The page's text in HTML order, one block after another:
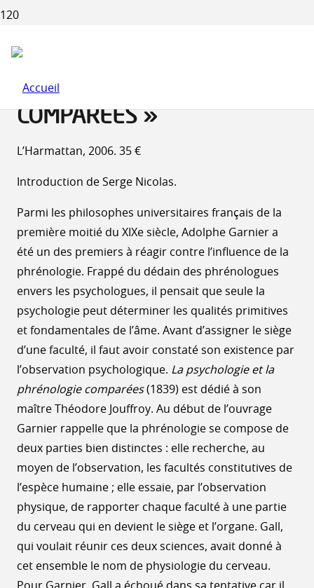
PSYCHOLOGIE ET LA
PHRÉNOLOGIE
COMPARÉES »
L’Harmattan, 2006. 35 €
Introduction de Serge Nicolas.
Parmi les philosophes universitaires français de la
première moitié du XIXe siècle, Adolphe Garnier a
été un des premiers à réagir contre l’influence de la
phrénologie. Frappé du dédain des phrénologues
envers les psychologues, il pensait que seule la
psychologie peut déterminer les qualités primitives
et fondamentales de l’âme. Avant d’assigner le siège
d’une faculté, il faut avoir constaté son existence par
l’observation psychologique. La psychologie et la
phrénologie comparées(1839) est dédié à son
maître Théodore Jouffroy. Au début de l’ouvrage
Garnier rappelle que la phrénologie se compose de
deux parties bien distinctes : elle recherche, au
moyen de l’observation, les facultés constitutives de
l’espèce humaine ; elle essaie, par l’observation
physique, de rapporter chaque faculté à une partie
du cerveau qui en devient le siège et l’organe. Gall,
qui voulait réunir ces deux sciences, avait donné à
cet ensemble le nom de physiologie du cerveau.
Pour Garnier, Gall a échoué dans sa tentative car il